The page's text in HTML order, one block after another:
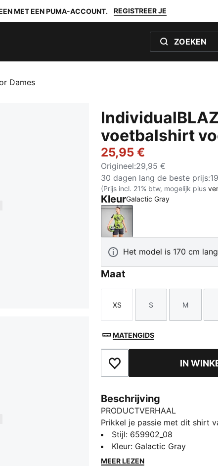
MET EEN PUMA-ACCOUNT. REGISTREER JE
ZOEKEN
Dames
voetbalshirt
25,95 €
Origineel:29,95 €
30 dagen lang de beste prijs:
(Prijs incl. 21% btw, mogelijk plus
KleurGalactic Gray
Galactic Gray
Het model is 170 cm
Maat
Maat
XS
Maat
S
Maat
M
MATENGIDS
Toegevoegd aan favorieten
IN
Beschrijving
PRODUCTVERHAAL
Prikkel je passie met dit shirt
dynamische all-over-print,
een strak PUMA CAT-logo is
diegenen die zowel prestaties
Stijl: 659902_08
Kleur: Galactic Gray
MEER LEZEN